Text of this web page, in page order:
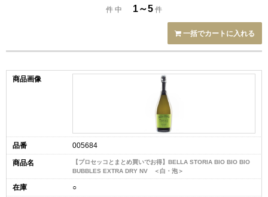
件 中 1～5 件
一括でカートに入れる
005684
【プロセッコとまとめ買いでお得】BELLA STORIA BIO BIO BIO
BUBBLES EXTRA DRY NV ＜白・泡＞
○